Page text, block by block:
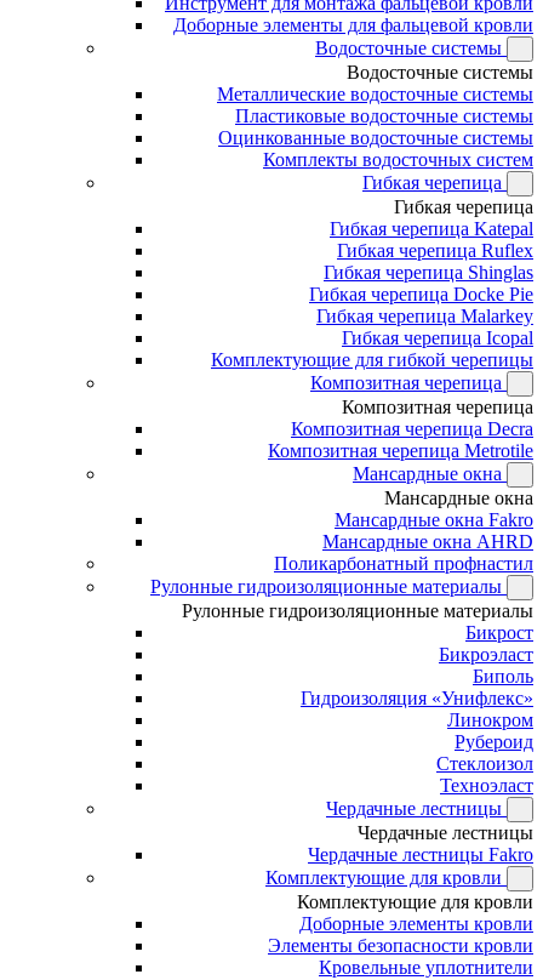
Доборные элементы для фальцевой кровли
Водосточные системы
Водосточные системы
Металлические водосточные системы
Пластиковые водосточные системы
Оцинкованные водосточные системы
Комплекты водосточных систем
Гибкая черепица
Гибкая черепица
Гибкая черепица Katepal
Гибкая черепица Ruflex
Гибкая черепица Shinglas
Гибкая черепица Docke Pie
Гибкая черепица Malarkey
Гибкая черепица Icopal
Комплектующие для гибкой черепицы
Композитная черепица
Композитная черепица
Композитная черепица Decra
Композитная черепица Metrotile
Мансардные окна
Мансардные окна
Мансардные окна Fakro
Мансардные окна AHRD
Поликарбонатный профнастил
Рулонные гидроизоляционные материалы
Рулонные гидроизоляционные материалы
Бикрост
Бикроэласт
Биполь
Гидроизоляция «Унифлекс»
Линокром
Рубероид
Стеклоизол
Техноэласт
Чердачные лестницы
Чердачные лестницы
Чердачные лестницы Fakro
Комплектующие для кровли
Комплектующие для кровли
Доборные элементы кровли
Элементы безопасности кровли
Кровельные уплотнители